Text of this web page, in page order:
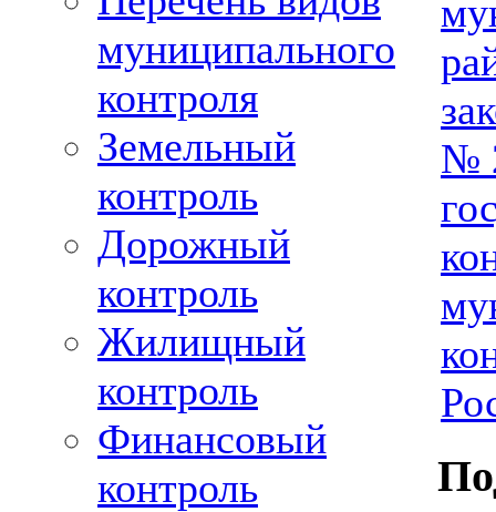
муниципального
контроля
Земельный
контроль
Дорожный
контроль
Жилищный
контроль
Финансовый
контроль
№